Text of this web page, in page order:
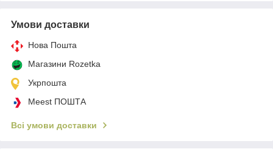
Умови доставки
Нова Пошта
Магазини Rozetka
Укрпошта
Meest ПОШТА
Всі умови доставки